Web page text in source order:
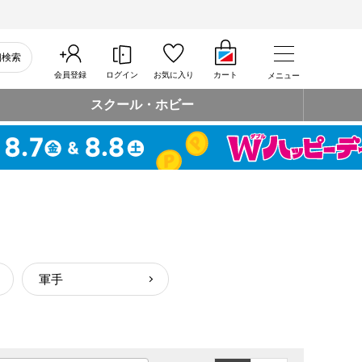
索
会員登録 ログイン お気に入り カート メニュー
スクール・ホビー
軍手